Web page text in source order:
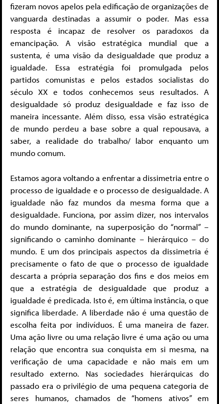
fizeram novos apelos pela edificação de organizações de
vanguarda destinadas a assumir o poder. Mas essa
resposta é incapaz de resolver os paradoxos da
emancipação. A visão estratégica mundial que a
sustenta, é uma visão da desigualdade que produz a
igualdade. Essa estratégia foi promulgada pelos
partidos comunistas e pelos estados socialistas do
século XX e todos conhecemos seus resultados. A
desigualdade só produz desigualdade e faz isso de
maneira incessante. Além disso, essa visão estratégica
de mundo perdeu a base sobre a qual repousava, a
saber, a realidade do trabalho/ labor enquanto um
mundo comum.
Estamos agora voltando a enfrentar a dissimetria entre o
processo de igualdade e o processo de desigualdade. A
igualdade não faz mundos da mesma forma que a
desigualdade. Funciona, por assim dizer, nos intervalos
do mundo dominante, na superposição do “normal” –
significando o caminho dominante – hierárquico – do
mundo. E um dos principais aspectos da dissimetria é
precisamente o fato de que o processo de igualdade
descarta a própria separação dos fins e dos meios em
que a estratégia de desigualdade que produz a
igualdade é predicada. Isto é, em última instância, o que
significa liberdade. A liberdade não é uma questão de
escolha feita por indivíduos. É uma maneira de fazer.
Uma ação livre ou uma relação livre é uma ação ou uma
relação que encontra sua conquista em si mesma, na
verificação de uma capacidade e não mais em um
resultado externo. Nas sociedades hierárquicas do
passado era o privilégio de uma pequena categoria de
seres humanos, chamados de “homens ativos” em